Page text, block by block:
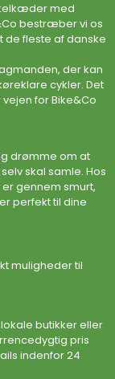
med
bestræber vi os
de fleste af danske
der kan
cykler. Det
for Bike&Co
drømme om at
skal samle. Hos
gennem smurt,
perfekt til dine
muligheder til
butikker eller
pris
indenfor 24